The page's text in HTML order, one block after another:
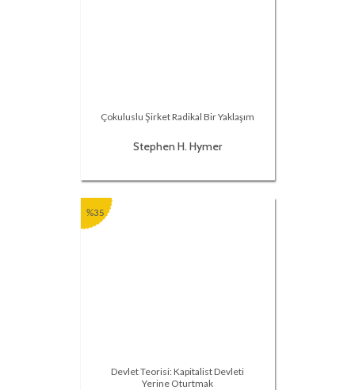
Çokuluslu Şirket Radikal Bir Yaklaşım
Stephen H. Hymer
%35
Devlet Teorisi: Kapitalist Devleti
Yerine Oturtmak